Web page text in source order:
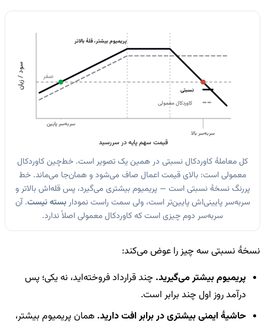
قیمت سهم پایه در سررسید
سود / زیان
صفر
نسبتی
کاوردکال معمولی
پریمیوم بیشتر، قلهٔ بالاتر
سربه‌سر پایین
سربه‌سر بالا
کل معاملهٔ کاوردکال نسبتی در همین یک تصویر است. خط‌چین کاوردکال
معمولی است: بالای قیمت اعمال صاف می‌شود و همان‌جا می‌ماند. خط
پررنگ نسخهٔ نسبتی است — پریمیوم بیشتری می‌گیرد، پس قله‌اش بالاتر و
سربه‌سر پایینی‌اش پایین‌تر است، ولی سمت راست نموداربسته نیست. آن
سربه‌سر دوم چیزی است که کاوردکال معمولی اصلاً ندارد.
نسخهٔ نسبتی سه چیز را عوض می‌کند:
پریمیوم بیشتر می‌گیرید. چند قرارداد فروخته‌اید، نه یکی؛ پس
درآمد روز اول چند برابر است.
حاشیهٔ ایمنی بیشتری در برابر افت دارید. همان پریمیوم بیشتر،